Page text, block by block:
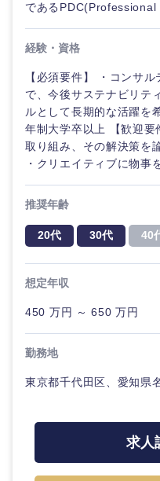
であるPDC(Professional
経験・資格
【必須要件】 ・コンサ
で、今後サステナビリテ
ルとして長期的な活躍を
年制大学卒以上 【歓迎要
取り組み、その解決策を
・クリエイティブに物事
推奨年齢
20代 30代 40
想定年収
450 万円 ～ 650 万円
勤務地
東京都千代田区、愛知県
求人